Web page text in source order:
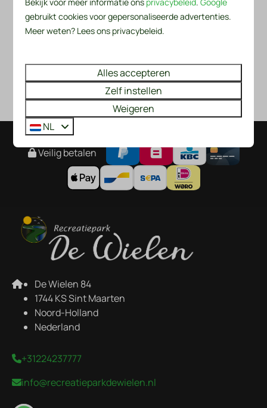
Veilig betalen
De Wielen 84
1744 KS Sint Maarten
Noord-Holland
Nederland
+31224237777
info@recreatieparkdewielen.nl
gebruikt cookies voor gepersonaliseerde advertenties.
Meer weten? Lees ons privacybeleid.
Alles accepteren
Zelf instellen
Weigeren
NL